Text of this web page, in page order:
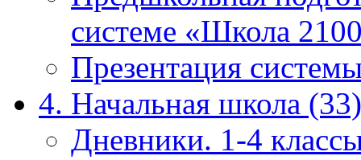
системе «Школа
Презентация
4. Начальная школа (33)
Дневники. 1-4